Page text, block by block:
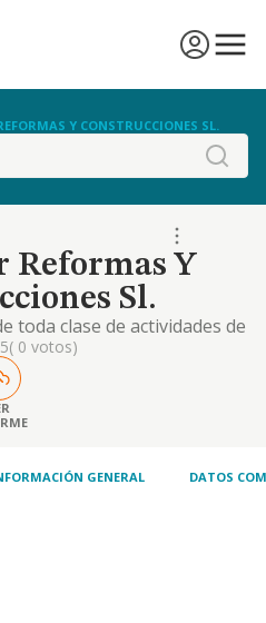
Y CONSTRUCCIONES SL.
Reformas Y
Sl.
toda clase de actividades de
nacional e
todas sus fases
( 0 votos)
GENERAL DATOS